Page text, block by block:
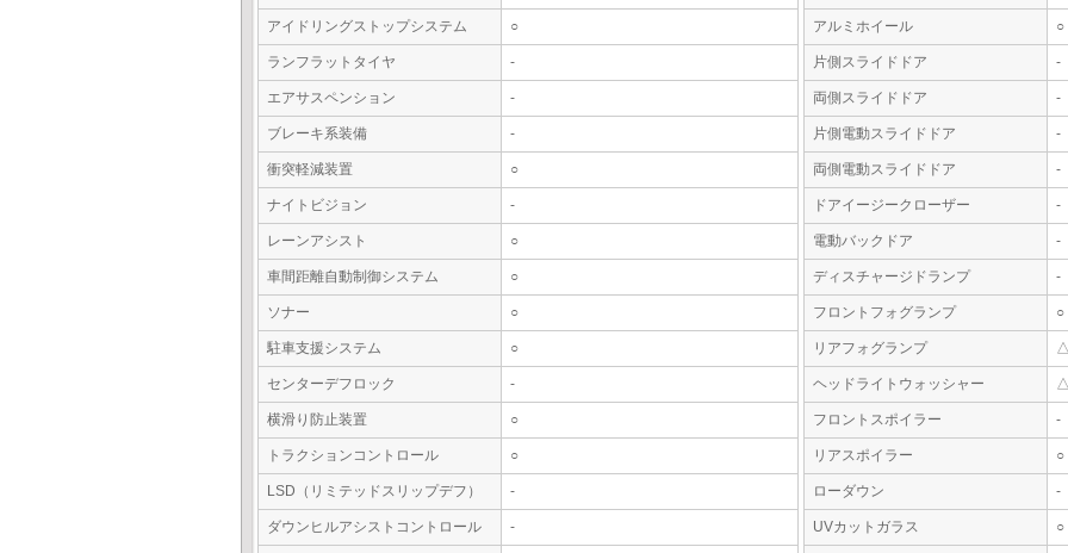
アイドリングストップシステム ○
ランフラットタイヤ -
エアサスペンション -
ブレーキ系装備 -
衝突軽減装置 ○
ナイトビジョン -
レーンアシスト ○
車間距離自動制御システム ○
ソナー ○
駐車支援システム ○
センターデフロック -
横滑り防止装置 ○
トラクションコントロール ○
LSD（リミテッドスリップデフ） -
ダウンヒルアシストコントロール -
アルミホイール ○
片側スライドドア -
両側スライドドア -
片側電動スライドドア -
両側電動スライドドア -
ドアイージークローザー -
電動バックドア -
ディスチャージドランプ -
フロントフォグランプ ○
リアフォグランプ
ヘッドライトウォッシャー
フロントスポイラー -
リアスポイラー ○
ローダウン -
UVカットガラス ○